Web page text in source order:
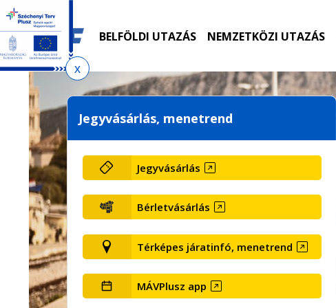
Ugrás
menetrendkeresőhöz
Ugrás
tartalomra
Ugrás
az
oldaltérképre
BELFÖLDI UTAZÁS NEMZETKÖZI UTAZÁS
Jegyvásárlás, menetrend
Jegyvásárlás
Bérletvásárlás
Térképes járatinfó, menetrend
MÁVPlusz app